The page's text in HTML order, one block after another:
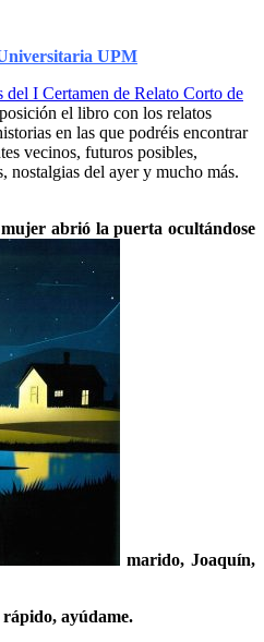
UPM
del I Certamen de Relato Corto de
el libro con los relatos
en las que podréis encontrar
vecinos, futuros posibles,
nostalgias del ayer y mucho más.
abrió la puerta ocultándose
marido, Joaquín,
ayúdame.